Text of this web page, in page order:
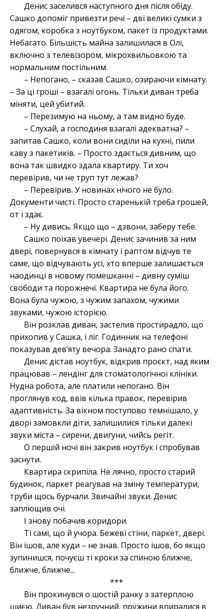
Денис заселився наступного дня після обіду.
Сашко допоміг привезти речі – дві великі сумки з
одягом, коробка з ноутбуком, пакет із продуктами.
Небагато. Більшість майна залишилася в Олі,
включно з телевізором, мікрохвильовкою та
нормальним постільним.
– Непогано, – сказав Сашко, озираючи кімнату.
– За ці гроші – взагалі огонь. Тільки диван треба
міняти, цей убитий.
– Перезимую на ньому, а там видно буде.
– Слухай, а господиня взагалі адекватна? –
запитав Сашко, коли вони сиділи на кухні, пили
каву з пакетиків. – Просто здається дивним, що
вона так швидко здала квартиру. Ти хоч
перевірив, чи не труп тут лежав?
– Перевірив. У новинах нічого не було.
Документи чисті. Просто старенькій треба грошей,
от і здає.
– Ну дивись. Якщо що – дзвони, заберу тебе.
Сашко поїхав увечері. Денис зачинив за ним
двері, повернувся в кімнату і раптом відчув те
саме, що відчувають усі, хто вперше залишається
наодинці в новому помешканні – дивну суміш
свободи та порожнечі. Квартира не була його.
Вона була чужою, з чужим запахом, чужими
звуками, чужою історією.
Він розклав диван, застелив простирадло, що
прихопив у Сашка, і ліг. Годинник на телефоні
показував дев’яту вечора. Занадто рано спати.
Денис дістав ноутбук, відкрив проєкт, над яким
працював – лендінг для стоматологічної клініки.
Нудна робота, але платили непогано. Він
проглянув код, ввів кілька правок, перевірив
адаптивність. За вікном поступово темнішало, у
дворі замовкли діти, залишилися тільки далекі
звуки міста – сирени, двигуни, чийсь регіт.
О першій ночі він закрив ноутбук і спробував
заснути.
Квартира скрипіла. Не лячно, просто старий
будинок, паркет реагував на зміну температури,
труби щось бурчали. Звичайні звуки. Денис
заплющив очі.
І знову побачив коридори.
Ті самі, що й учора. Бежеві стіни, паркет, двері.
Він ішов, але куди – не знав. Просто ішов, бо якщо
зупинишся, почуєш ті кроки за спиною ближче,
ближче, ближче...
***
Він прокинувся о шостій ранку з затерплою
шиєю. Диван був незручний, пружини впиралися в